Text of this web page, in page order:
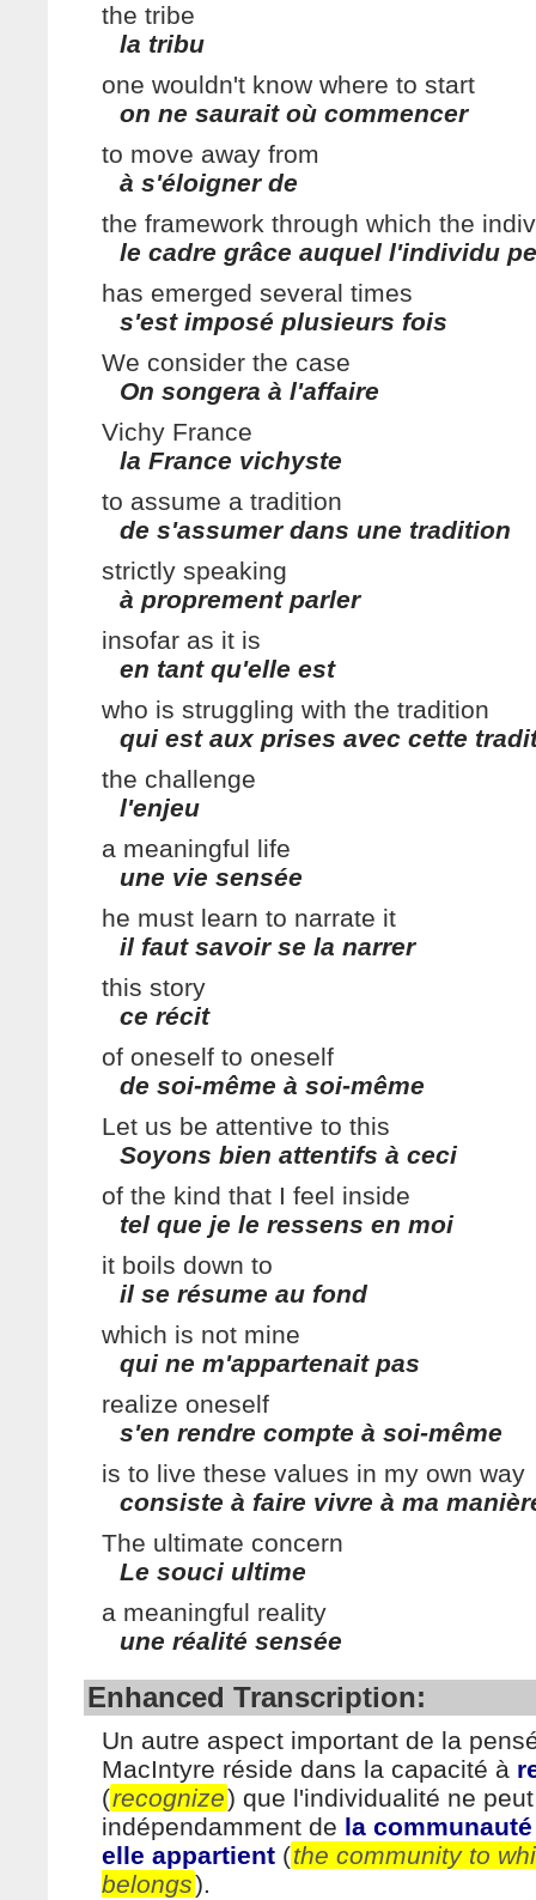
the tribe
la tribu
one wouldn't know where to start
on ne saurait où commencer
to move away from
à s'éloigner de
the framework through which the
le cadre grâce auquel l'individu
has emerged several times
s'est imposé plusieurs fois
We consider the case
On songera à l'affaire
Vichy France
la France vichyste
to assume a tradition
de s'assumer dans une tradition
strictly speaking
à proprement parler
insofar as it is
en tant qu'elle est
who is struggling with the tradition
qui est aux prises avec cette
the challenge
l'enjeu
a meaningful life
une vie sensée
he must learn to narrate it
il faut savoir se la narrer
this story
ce récit
of oneself to oneself
de soi-même à soi-même
Let us be attentive to this
Soyons bien attentifs à ceci
of the kind that I feel inside
tel que je le ressens en moi
it boils down to
il se résume au fond
which is not mine
qui ne m'appartenait pas
realize oneself
s'en rendre compte à soi-même
is to live these values in my own way
consiste à faire vivre à ma
The ultimate concern
Le souci ultime
a meaningful reality
une réalité sensée
Enhanced Transcription:
Un autre aspect important de la
MacIntyre réside dans la capacité à
(recognize) que l'individualité ne
indépendamment de la
elle appartient (the community to
belongs).